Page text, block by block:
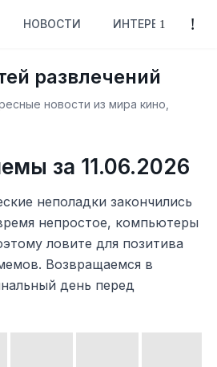
НОВОСТИ ИНТЕРЕСНОЕ
развлечений
новости из мира кино,
за 11.06.2026
неполадки закончились
непростое, компьютеры
ловите для позитива
Возвращаемся в
день перед